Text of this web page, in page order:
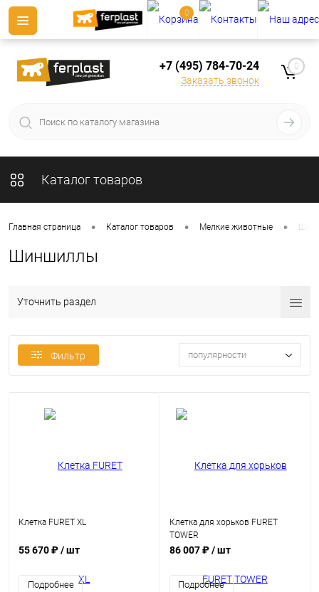
+7 (495) 784-70-24
Заказать звонок
0
Каталог товаров
Главная страница • Каталог товаров • Мелкие животные •
Шиншиллы
Уточнить раздел
Фильтр популярности
Клетка FURET XL
55 670 ₽/ шт
Подробнее
Клетка для хорьков FURET
TOWER
86 007 ₽/ шт
Подробнее
0